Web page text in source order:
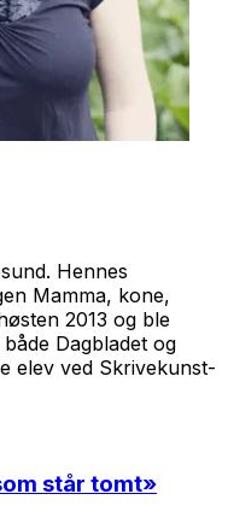
Hennes
Mamma, kone,
2013 og ble
Dagbladet og
elev ved Skrivekunst-
står tomt»